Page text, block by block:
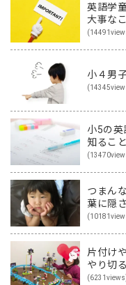
英語学
大事な
小４男
小5の
知るこ
つまん
葉に隠
片付け
やり切